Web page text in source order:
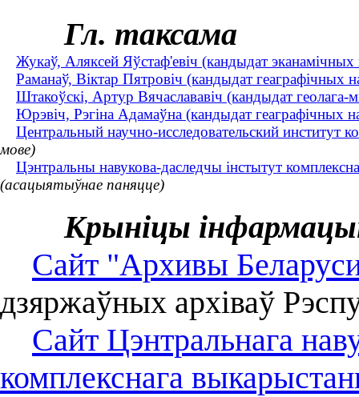
Гл. таксама
Жукаў, Аляксей Яўстаф'евіч (кандыдат
Раманаў, Віктар Пятровіч (кандыдат геаграфічных
Штакоўскі, Артур Вячаслававіч (кандыдат геолага-
Юрэвіч, Рэгіна Адамаўна (кандыдат геаграфічных
Центральный научно-исследовательский институт
мове)
Цэнтральны навукова-даследчы інстытут
(асацыятыўнае паняцце)
Крыніцы
Сайт "Архивы
дзяржаўных архіваў
Сайт Цэнтральнага
комплекснага